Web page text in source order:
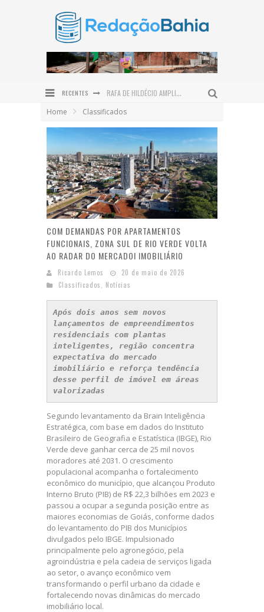
RECENTES RAFA DE HILDÉCIO AMPLIA POLÍTICA EM ITUBERÁ COM ADESÃO DO VEREADOR BRUNO DA GATA
DIVISÃO DAS TAREFAS DOMÉSTICAS GANHA PROTAGONISMO NO DIA DOS PAIS
PROJETO BI-BI CAPACITA 30 EDUCADORES EM IBIPEBA PARA FORTALECER A FORMAÇÃO DE LEITORES
NEM TODO EMAGRECIMENTO É IGUAL: ENTENDA AS DIFERENÇAS ENTRE MEDICAMENTOS E CIRURGIA BARIÁTRICA
MOUNJARO E SAÚDE DOS OLHOS: ESPECIALISTA EXPLICA OS CUIDADOS PARA QUEM TEM DIABETES
Home Classificados
COM DEMANDAS POR APARTAMENTOS
FUNCIONAIS, ZONA SUL DE RIO VERDE VOLTA
AO RADAR DO MERCADOI IMOBILIÁRIO
Ricardo Lemos
20 de maio de 2026
Classificados
Notícias
Após dois anos sem novos
lançamentos de empreendimentos
residenciais com plantas
inteligentes, região concentra
expectativa do mercado
imobiliário e reforça tendência
desse perfil de imóvel em áreas
valorizadas
Segundo levantamento da Brain Inteligência
Estratégica, com base em dados do Instituto
Brasileiro de Geografia e Estatística (IBGE), Rio
Verde deve ganhar cerca de 25 mil novos
moradores até 2031. O crescimento
populacional acompanha o fortalecimento
econômico do município, que alcançou Produto
Interno Bruto (PIB) de R$ 22,3 bilhões em 2023 e
passou a ocupar a segunda posição entre as
maiores economias de Goiás, conforme dados
do levantamento do PIB dos Municípios
divulgados pelo IBGE. Impulsionado
principalmente pelo agronegócio, pela
agroindústria e pela cadeia de serviços ligada
ao setor, o avanço econômico vem
transformando o perfil urbano da cidade e
fortalecendo novas dinâmicas do mercado
imobiliário local.